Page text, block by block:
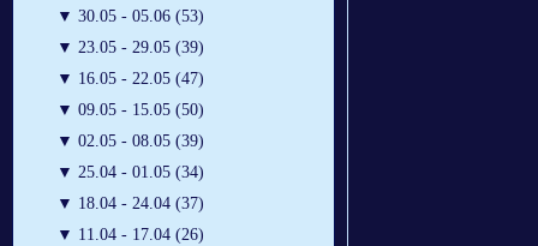
▼ 30.05 - 05.06 (53)
▼ 23.05 - 29.05 (39)
▼ 16.05 - 22.05 (47)
▼ 09.05 - 15.05 (50)
▼ 02.05 - 08.05 (39)
▼ 25.04 - 01.05 (34)
▼ 18.04 - 24.04 (37)
▼ 11.04 - 17.04 (26)